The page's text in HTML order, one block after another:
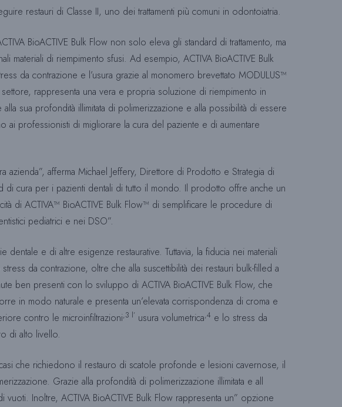
A
D
I
O
restauri di Classe II, uno dei trattamenti più comuni in odontoiatria.
BioACTIVE Bulk Flow non solo eleva gli standard di trattamento, ma
materiali di riempimento sfusi. Ad esempio, ACTIVA BioACTIVE Bulk
da contrazione e l’usura grazie al monomero brevettato MODULUS™
rappresenta una vera e propria soluzione di riempimento in
alla sua profondità illimitata di polimerizzazione e alla possibilità di essere
ai professionisti di migliorare la cura del paziente e di aumentare
azienda”, afferma Michael Jeffery, Direttore di Prodotto e Strategia di
cura per i pazienti dentali di tutto il mondo. Il prodotto offre anche un
di ACTIVA™ BioACTIVE Bulk Flow™ di semplificare le procedure di
pediatrici e nei DSO”.
e di altre esigenze restaurative. Tuttavia, la fiducia nei materiali
da contrazione, oltre che alla suscettibilità dei restauri bulk-filled a
ben presenti con lo sviluppo di ACTIVA BioACTIVE Bulk Flow, che
in modo naturale e presenta un’elevata corrispondenza di croma e
contro le microinfiltrazioni,3 l’ usura volumetrica,4 e lo stress da
di alto livello.
che richiedono il restauro di scatole profonde e lesioni cavernose, il
Grazie alla profondità di polimerizzazione illimitata e all
Inoltre, ACTIVA BioACTIVE Bulk Flow rappresenta un” opzione